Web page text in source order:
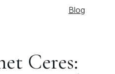
Blog
Ceres: